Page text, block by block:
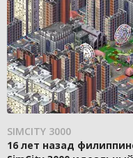
SIMCITY 3000
16 лет назад